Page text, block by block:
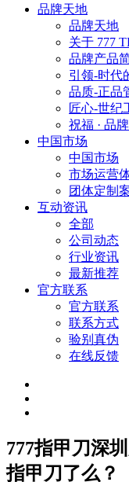
品牌天地
品牌天地
关于 777
品牌产品
引领-时代
品质-正品
匠心-世纪
祝福 · 品
中国市场
中国市场
市场运营
团体定制
互动资讯
全部
公司动态
行业资讯
最新推荐
官方联系
官方联系
联系方式
验别真伪
在线反馈
777指甲刀深
指甲刀了么？